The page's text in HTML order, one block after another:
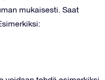
mukaisesti. Saat